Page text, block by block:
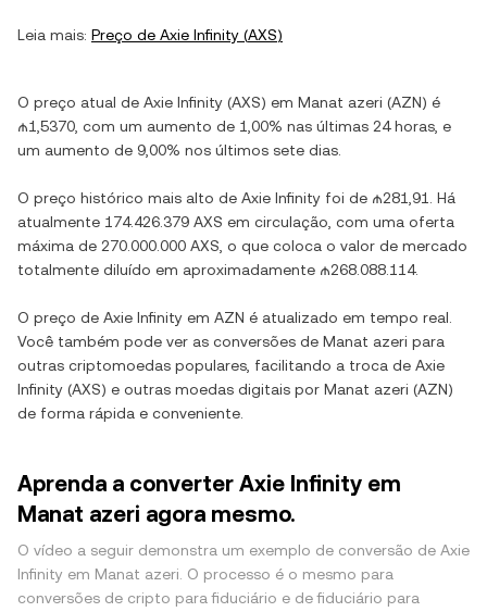
Leia mais: Preço de Axie Infinity (AXS)
O preço atual de Axie Infinity (AXS) em Manat azeri (AZN) é
₼1,5370 , com um aumento de 1,00% nas últimas 24 horas, e
um aumento de 9,00% nos últimos sete dias.
O preço histórico mais alto de Axie Infinity foi de ₼281,91
. Há
atualmente 174.426.379 AXS em circulação, com uma oferta
máxima de 270.000.000 AXS , o que coloca o valor de mercado
totalmente diluído em aproximadamente ₼268.088.114.
O preço de Axie Infinity em AZN é atualizado em tempo real.
Você também pode ver as conversões de Manat azeri para
outras criptomoedas populares, facilitando a troca de Axie
Infinity (AXS) e outras moedas digitais por Manat azeri (AZN)
de forma rápida e conveniente.
Aprenda a converter Axie Infinity em
Manat azeri agora mesmo.
O vídeo a seguir demonstra um exemplo de conversão de Axie
Infinity em Manat azeri. O processo é o mesmo para
conversões de cripto para fiduciário e de fiduciário para